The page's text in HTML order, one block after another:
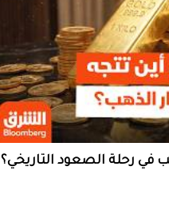
في رحلة الصعود التاريخي؟